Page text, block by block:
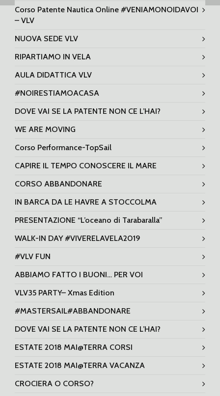
Corso Patente Nautica Online #VENIAMONOIDAVOI
– VLV
NUOVA SEDE VLV
RIPARTIAMO IN VELA
AULA DIDATTICA VLV
#NOIRESTIAMOACASA
DOVE VAI SE LA PATENTE NON CE L’HAI?
WE ARE MOVING
Corso Performance-TopSail
CAPIRE IL TEMPO CONOSCERE IL MARE
CORSO ABBANDONARE
IN BARCA DA LE HAVRE A STOCCOLMA
PRESENTAZIONE “L’oceano di Tarabaralla”
WALK-IN DAY #VIVERELAVELA2019
#VLV FUN
ABBIAMO FATTO I BUONI… PER VOI
VLV35 PARTY– Xmas Edition
#MASTERSAIL#ABBANDONARE
DOVE VAI SE LA PATENTE NON CE L’HAI?
ESTATE 2018 MAI@TERRA CORSI
ESTATE 2018 MAI@TERRA VACANZA
CROCIERA O CORSO?